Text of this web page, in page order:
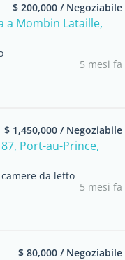
$ 200,000 / Negoziabile
a Mombin Lataille,
5 mesi fa
$ 1,450,000 / Negoziabile
Port-au-Prince,
da letto
5 mesi fa
$ 80,000 / Negoziabile